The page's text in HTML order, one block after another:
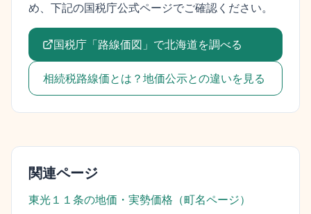
め、下記の国税庁公式ページでご確認ください。
国税庁「路線価図」で北海道を調べる
相続税路線価とは？地価公示との違いを見る
関連ページ
東光１１条の地価・実勢価格（町名ページ）